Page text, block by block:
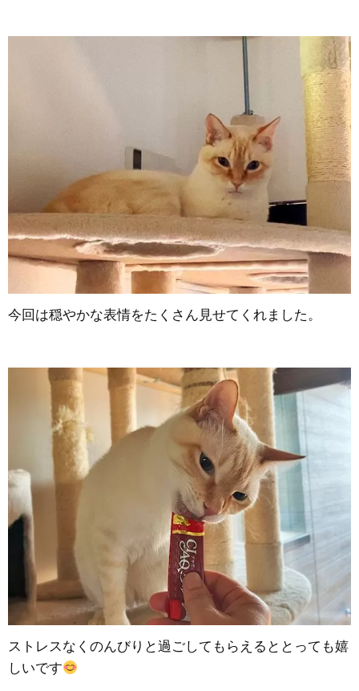
今回は穏やかな表情をたくさん見せてくれました。
ストレスなくのんびりと過ごしてもらえるととっても嬉
しいです